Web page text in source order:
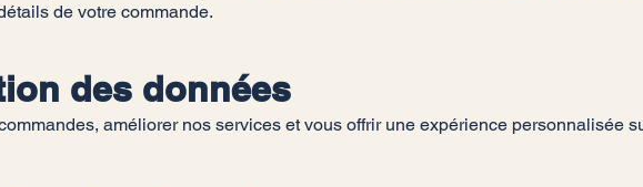
de votre commande.
des données
améliorer nos services et vous offrir une expérience personnalisée